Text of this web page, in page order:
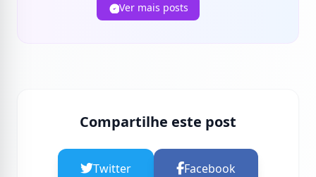
Ver mais posts
Compartilhe este post
Twitter Facebook